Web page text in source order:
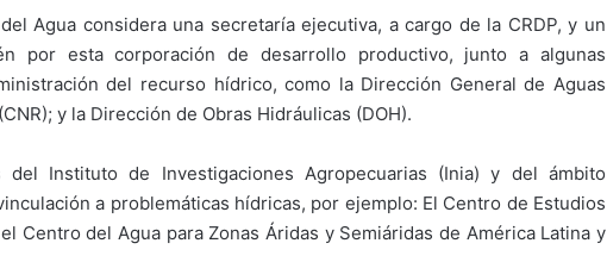
Agua considera una secretaría ejecutiva, a cargo de la CRDP, y un
por esta corporación de desarrollo productivo, junto a algunas
del recurso hídrico, como la Dirección General de Aguas
y la Dirección de Obras Hidráulicas (DOH).
del Instituto de Investigaciones Agropecuarias (Inia) y del ámbito
a problemáticas hídricas, por ejemplo: El Centro de Estudios
Centro del Agua para Zonas Áridas y Semiáridas de América Latina y